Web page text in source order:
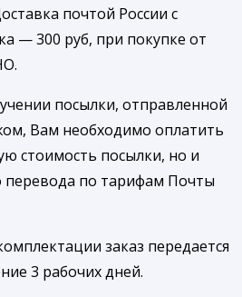
почтой России с
— 300 руб, при покупке от
посылки, отправленной
Вам необходимо оплатить
стоимость посылки, но и
перевода по тарифам Почты
заказ передается
3 рабочих дней.